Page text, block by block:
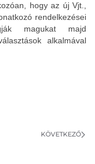
hogy az új Vjt.,
rendelkezései
magukat majd
alkalmával
KÖVETKEZŐ